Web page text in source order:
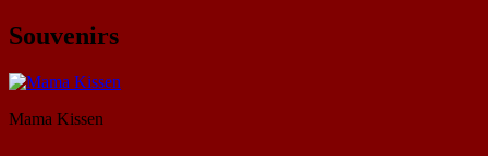
Souvenirs
Mama Kissen